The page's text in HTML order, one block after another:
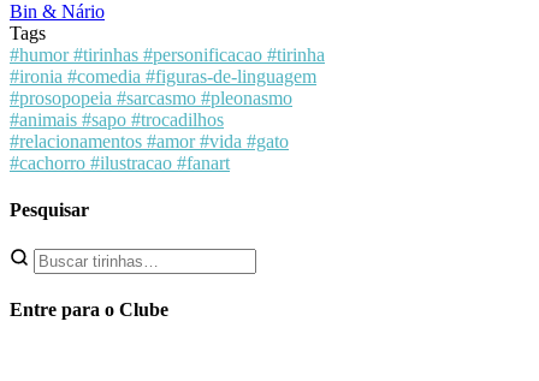
Bin & Nário
Tags
#humor#tirinhas #personificacao #tirinha
#ironia #comedia #figuras-de-linguagem
#prosopopeia #sarcasmo #pleonasmo
#animais #sapo #trocadilhos
#relacionamentos #amor#vida #gato
#cachorro #ilustracao #fanart
Pesquisar
Entre para o Clube